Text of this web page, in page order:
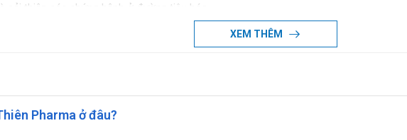
cải thiện các chứng bệnh ở đường tiêu hóa
acid và cải thiện các chứng bệnh sau: loét dạ dày, loét tá tràng; viêm dạ dày; các
Amalgel 1,5g An Thiên Pharma
XEM THÊM
Pharma ở đâu?